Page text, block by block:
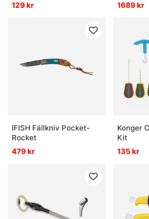
129 kr
1689 kr
IFISH Fällkniv Pocket-
Rocket
479 kr
Konger
Kit
135 kr